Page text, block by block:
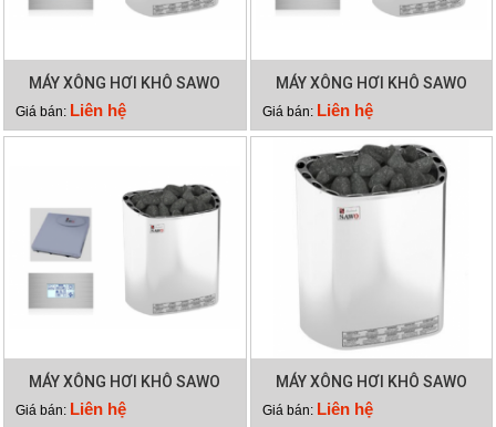
MÁY XÔNG HƠI KHÔ SAWO
SCA 90NS
Giá bán: Liên hệ
MÁY XÔNG HƠI KHÔ SAWO
SCA 60NS
Giá bán: Liên hệ
MÁY XÔNG HƠI KHÔ SAWO
SCA 45NS
Giá bán: Liên hệ
MÁY XÔNG HƠI KHÔ SAWO
SCA 90NB
Giá bán: Liên hệ